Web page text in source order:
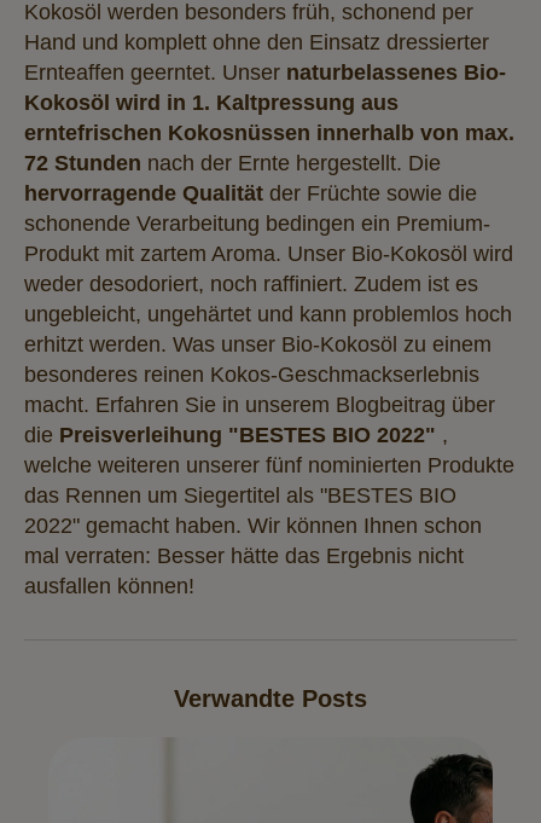
Kokosöl werden besonders früh, schonend per
Hand und komplett ohne den Einsatz dressierter
Ernteaffen geerntet. Unser naturbelassenes Bio-
Kokosöl wird in 1. Kaltpressung aus
erntefrischen Kokosnüssen innerhalb von max.
72 Stunden nach der Ernte hergestellt. Die
hervorragende Qualität der Früchte sowie die
schonende Verarbeitung bedingen ein Premium-
Produkt mit zartem Aroma. Unser Bio-Kokosöl wird
weder desodoriert, noch raffiniert. Zudem ist es
ungebleicht, ungehärtet und kann problemlos hoch
erhitzt werden. Was unser Bio-Kokosöl zu einem
besonderes reinen Kokos-Geschmackserlebnis
macht. Erfahren Sie in unserem Blogbeitrag über
die Preisverleihung "BESTES BIO 2022" ,
welche weiteren unserer fünf nominierten Produkte
das Rennen um Siegertitel als "BESTES BIO
2022" gemacht haben. Wir können Ihnen schon
mal verraten: Besser hätte das Ergebnis nicht
ausfallen können!
Verwandte Posts